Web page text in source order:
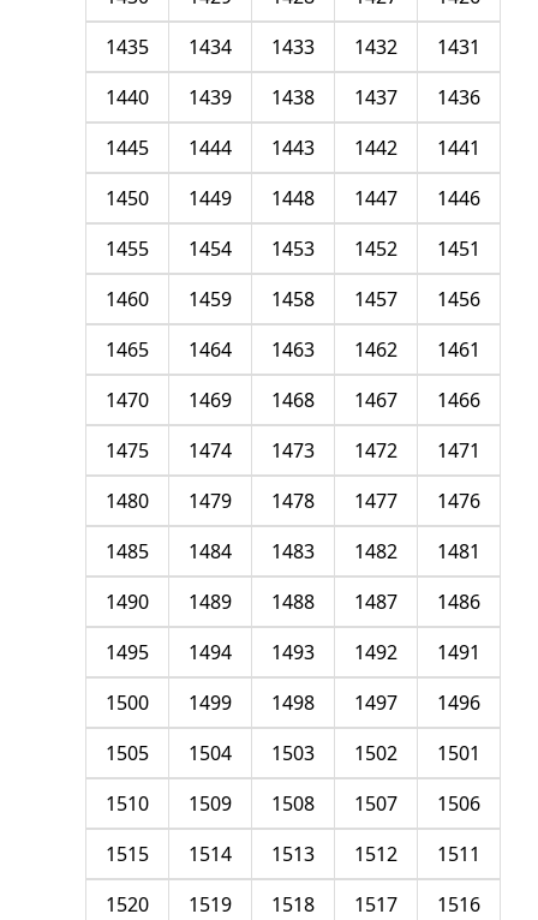
1431
1432
1433
1434
1435
1436
1437
1438
1439
1440
1441
1442
1443
1444
1445
1446
1447
1448
1449
1450
1451
1452
1453
1454
1455
1456
1457
1458
1459
1460
1461
1462
1463
1464
1465
1466
1467
1468
1469
1470
1471
1472
1473
1474
1475
1476
1477
1478
1479
1480
1481
1482
1483
1484
1485
1486
1487
1488
1489
1490
1491
1492
1493
1494
1495
1496
1497
1498
1499
1500
1501
1502
1503
1504
1505
1506
1507
1508
1509
1510
1511
1512
1513
1514
1515
1516
1517
1518
1519
1520